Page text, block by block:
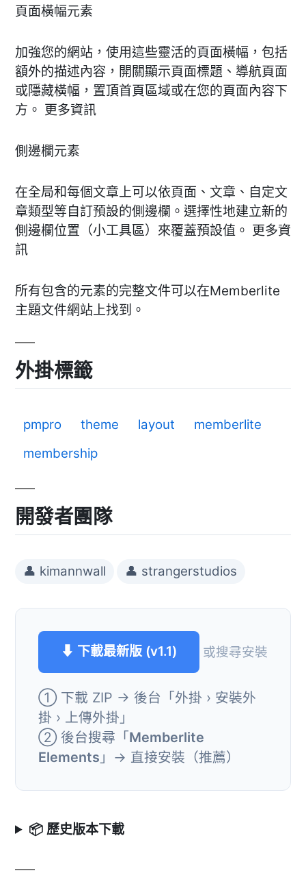
頁面橫幅元素
加強您的網站，使用這些靈活的頁面橫幅，包括
額外的描述內容，開關顯示頁面標題、導航頁面
或隱藏橫幅，置頂首頁區域或在您的頁面內容下
方。 更多資訊
側邊欄元素
在全局和每個文章上可以依頁面、文章、自定文
章類型等自訂預設的側邊欄。選擇性地建立新的
側邊欄位置（小工具區）來覆蓋預設值。 更多資
訊
所有包含的元素的完整文件可以在Memberlite
主題文件網站上找到。
外掛標籤
pmpro theme layout
memberlite
membership
開發者團隊
👤 kimannwall 👤 strangerstudios
⬇ 下載最新版 (v1.1) 或搜尋安裝
① 下載 ZIP → 後台「外掛 › 安裝外
掛 › 上傳外掛」
② 後台搜尋「Memberlite
Elements 」→ 直接安裝（推薦）
📦 歷史版本下載